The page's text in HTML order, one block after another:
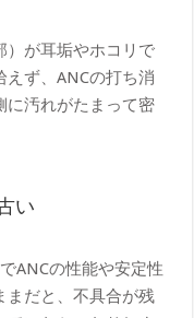
）が耳垢やホコリで
ず、ANCの打ち消
に汚れがたまって密
い
ANCの性能や安定性
まだと、不具合が残